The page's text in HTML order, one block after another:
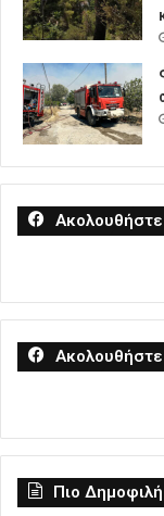
Πιο Δημοφιλή